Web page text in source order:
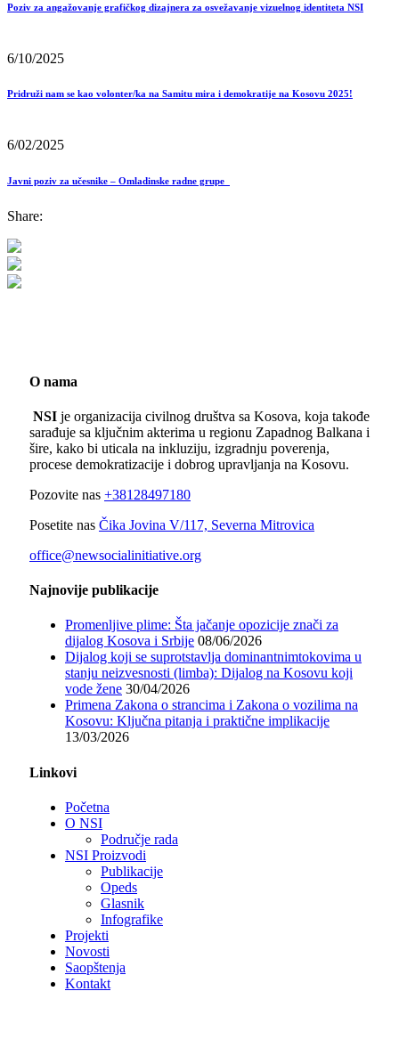
Poziv za angažovanje grafičkog dizajnera za osvežavanje vizuelnog identiteta NSI
6/10/2025
Pridruži nam se kao volonter/ka na Samitu mira i demokratije na Kosovu 2025!
6/02/2025
Javni poziv za učesnike – Omladinske radne grupe
Share:
O nama
NSI je organizacija civilnog društva sa Kosova, koja takođe
sarađuje sa ključnim akterima u regionu Zapadnog Balkana i
šire, kako bi uticala na inkluziju, izgradnju poverenja,
procese demokratizacije i dobrog upravljanja na Kosovu.
Pozovite nas +38128497180
Posetite nas Čika Jovina V/117, Severna Mitrovica
office@newsocialinitiative.org
Najnovije publikacije
Promenljive plime: Šta jačanje opozicije znači za
dijalog Kosova i Srbije 08/06/2026
Dijalog koji se suprotstavlja dominantnimtokovima u
stanju neizvesnosti (limba): Dijalog na Kosovu koji
vode žene 30/04/2026
Primena Zakona o strancima i Zakona o vozilima na
Kosovu: Ključna pitanja i praktične implikacije
13/03/2026
Linkovi
Početna
O NSI
Područje rada
NSI Proizvodi
Publikacije
Opeds
Glasnik
Infografike
Projekti
Novosti
Saopštenja
Kontakt